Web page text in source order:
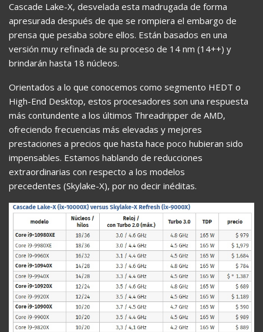
Cascade Lake-X, desvelada esta madrugada de forma
apresurada después de que se rompiera el embargo de
prensa que pesaba sobre ellos. Están basados en una
versión muy refinada de su proceso de 14 nm (14++) y
brindarán hasta 18 núcleos.
Orientados a lo que conocemos como segmento HEDT o
High-End Desktop, estos procesadores son una respuesta
más contundente a los últimos Threadripper de AMD,
ofreciendo frecuencias más elevadas y mejores
prestaciones a precios que hasta hace poco hubieran sido
impensables. Estamos hablando de reducciones
extraordinarias con respecto a los modelos
precedentes (Skylake-X), por no decir inéditas.